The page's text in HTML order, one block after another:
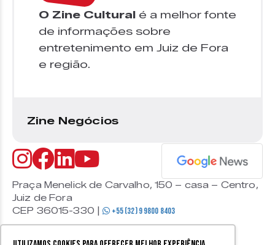
O Zine Cultural é a melhor fonte
de informações sobre
entretenimento em Juiz de Fora
e região.
Zine Negócios
Praça Menelick de Carvalho, 150 – casa – Centro,
Juiz de Fora
CEP 36015-330 |
+55 (32) 9 9800 8403